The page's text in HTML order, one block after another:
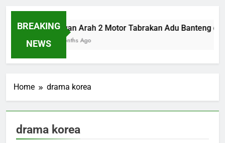
BREAKING
NEWS
Lawan Arah 2 Motor Tabrakan Adu Banteng di
4 Months Ago
Home drama korea
drama korea